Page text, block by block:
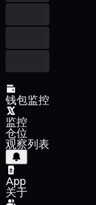
钱包监控
监控
仓位
观察列表
App
关于